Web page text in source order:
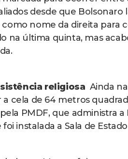
desde que Bolsonaro
como nome da direita para
na última quinta, mas
religiosa Ainda
a cela de 64 metros
PMDF, que administra
foi instalada a Sala de